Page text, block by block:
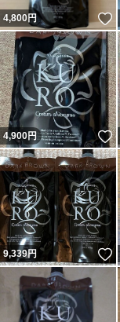
4,800円
4,900円
9,339円